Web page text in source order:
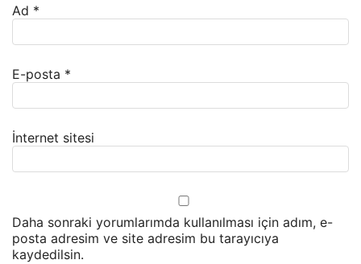
Ad *
E-posta *
İnternet sitesi
Daha sonraki yorumlarımda kullanılması için adım, e-
posta adresim ve site adresim bu tarayıcıya
kaydedilsin.